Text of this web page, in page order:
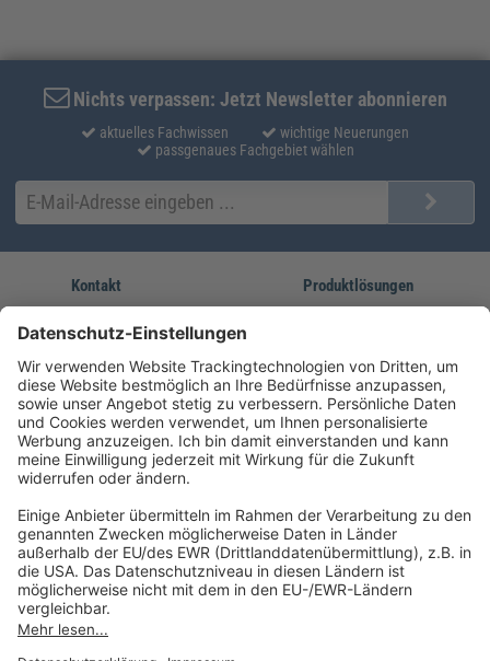
Nichts verpassen: Jetzt Newsletter abonnieren
aktuelles Fachwissen
wichtige Neuerungen
passgenaues Fachgebiet wählen
Kontakt
service@forum-verlag.com
Mo-Do 07:30 - 17:00 Uhr
Fr 07:30 - 15:00 Uhr
Produktlösungen
Unsere Marken
Folgen Sie uns
Impressum